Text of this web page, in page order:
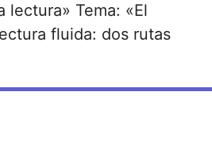
lectura» Tema: «El
fluida: dos rutas